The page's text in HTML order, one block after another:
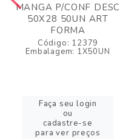
MANGA P/CONF DESC
50X28 50UN ART
FORMA
Código: 12379
Embalagem: 1X50UN
Faça seu login
ou
cadastre-se
para ver preços